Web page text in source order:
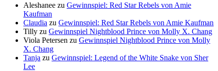
Aleshanee zu Gewinnspiel: Red Star Rebels von Amie
Kaufman
Claudia zu Gewinnspiel: Red Star Rebels von Amie Kaufman
Tilly zu Gewinnspiel Nightblood Prince von Molly X. Chang
Viola Petersen zu Gewinnspiel Nightblood Prince von Molly
X. Chang
Tanja zu Gewinnspiel: Legend of the White Snake von Sher
Lee